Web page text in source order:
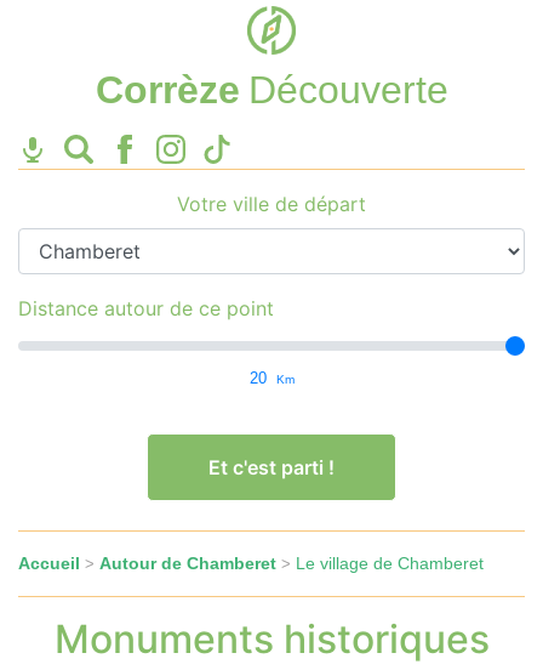
Corrèze Découverte
Votre ville de départ
Distance autour de ce point
20 Km
Et c'est parti !
Accueil > Autour de Chamberet > Le village de Chamberet
Monuments historiques